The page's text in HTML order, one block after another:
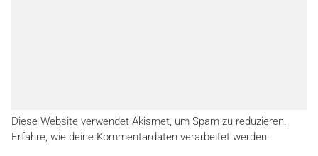
Diese Website verwendet Akismet, um Spam zu reduzieren.
Erfahre, wie deine Kommentardaten verarbeitet werden.